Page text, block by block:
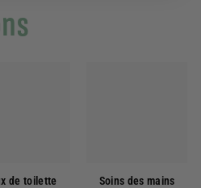
de toilette Soins des mains